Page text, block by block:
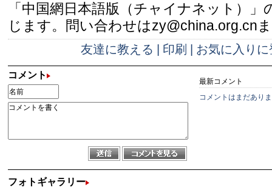
「中国網日本語版（チャイナネット）」
じます。問い合わせはzy@china.org.cn
友達に教える 印刷 お気に入りに
コメント
最新コメント
コメントはまだあり